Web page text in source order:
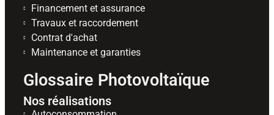
Financement et assurance
Travaux et raccordement
Contrat d'achat
Maintenance et garanties
Glossaire Photovoltaïque
Nos réalisations